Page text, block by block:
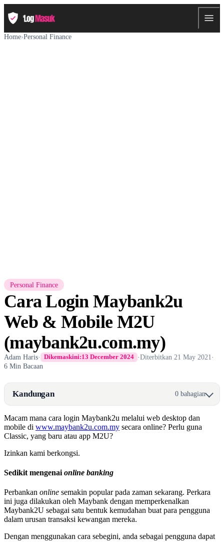
Home›Personal Finance
Personal Finance
Cara Login Maybank2u
Web & Mobile M2U
(maybank2u.com.my)
Adam Haris· Dikemaskini:13 December 2024 ·Diterbitkan 21 May 2021·
6 Min Bacaan
Kandungan 0 bahagian
Macam mana cara login Maybank2u melalui web desktop dan
mobile di www.maybank2u.com.my secara online? Perlu guna
Classic, yang baru atau app M2U?
Izinkan kami berkongsi.
Sedikit mengenai online banking
Perbankan online semakin popular pada zaman sekarang. Perkara
ini juga dilakukan oleh Maybank dengan memperkenalkan
Maybank2U sebagai satu bentuk kemudahan buat para pengguna
dalam urusan transaksi kewangan mereka.
Dengan menggunakan cara sebegini, anda sebagai pengguna dapat